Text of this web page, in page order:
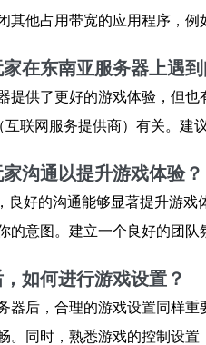
其他占用带宽的应用程序，
在东南亚服务器上遇到
提供了更好的游戏体验，但
互联网服务提供商）有关。建
沟通以提升游戏体验？
良好的沟通能够显著提升游
的意图。建立一个良好的团
如何进行游戏设置？
器后，合理的游戏设置同样
。同时，熟悉游戏的控制设